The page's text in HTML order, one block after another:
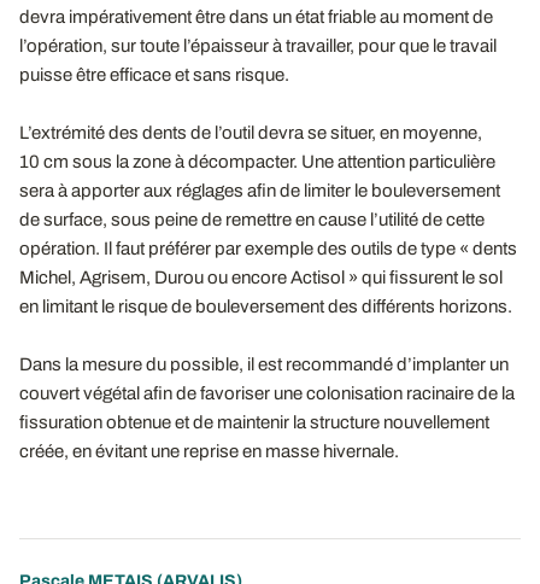
devra impérativement être dans un état friable au moment de
l’opération, sur toute l’épaisseur à travailler, pour que le travail
puisse être efficace et sans risque.
L’extrémité des dents de l’outil devra se situer, en moyenne,
10 cm sous la zone à décompacter. Une attention particulière
sera à apporter aux réglages afin de limiter le bouleversement
de surface, sous peine de remettre en cause l’utilité de cette
opération. Il faut préférer par exemple des outils de type « dents
Michel, Agrisem, Durou ou encore Actisol » qui fissurent le sol
en limitant le risque de bouleversement des différents horizons.
Dans la mesure du possible, il est recommandé d’implanter un
couvert végétal afin de favoriser une colonisation racinaire de la
fissuration obtenue et de maintenir la structure nouvellement
créée, en évitant une reprise en masse hivernale.